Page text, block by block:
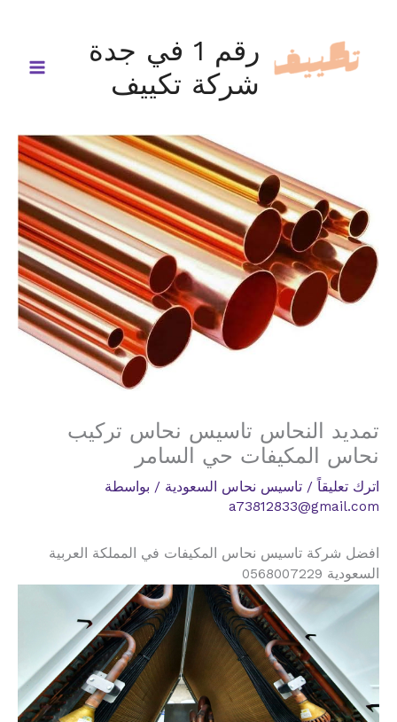
المحتوى
رقم 1 في جدة
شركة تكييف
تمديد النحاس تاسيس نحاس تركيب
نحاس المكيفات حي السامر
اترك تعليقاً / تاسيس نحاس السعودية / بواسطة
a73812833@gmail.com
افضل شركة تاسيس نحاس المكيفات في المملكة العربية
السعودية 0568007229